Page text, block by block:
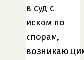
в суд с
иском по
спорам,